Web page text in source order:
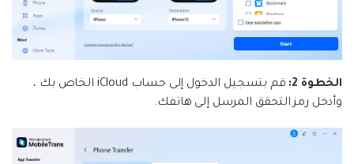
الخطوة 2:
قم بتسجيل الدخول إلى حساب iCloud الخاص بك ،
وأدخل رمز التحقق المرسل إلى هاتفك.